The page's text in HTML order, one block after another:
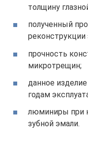
толщину
полученный
реконструкции
прочность
микротрещин;
данное
годам
люминиры при
зубной эмали.